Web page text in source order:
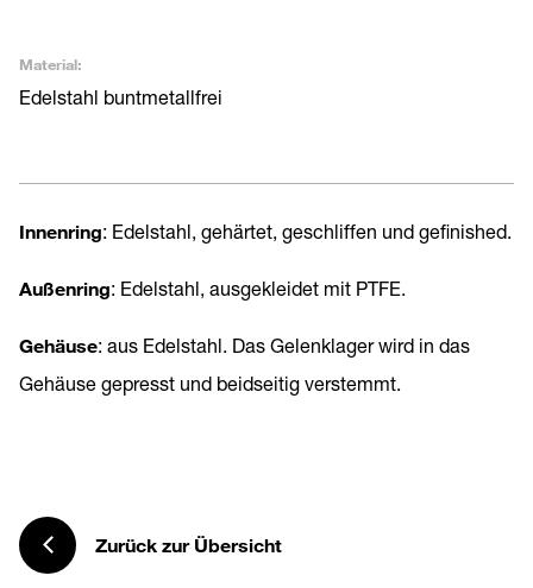
Material:
Edelstahl buntmetallfrei
Innenring: Edelstahl, gehärtet, geschliffen und gefinished.
Außenring: Edelstahl, ausgekleidet mit PTFE.
Gehäuse: aus Edelstahl. Das Gelenklager wird in das
Gehäuse gepresst und beidseitig verstemmt.
Zurück zur Übersicht